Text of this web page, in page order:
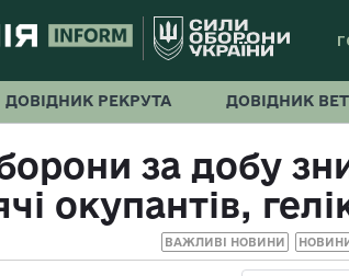
ДОВІДНИК РЕКРУТА ДОВІДНИК
за добу
окупантів,
ВАЖЛИВІ НОВИНИ